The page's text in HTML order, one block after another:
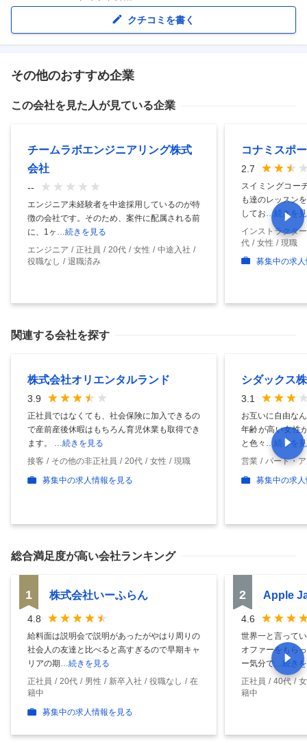
クチコミを書く
その他のおすすめ企業
この会社を見た人が見ている企業
チームラボエンジニアリング株式
会社
--
エンジニア未経験者を中途採用しているのが特
徴の会社です。そのため、案件に配属される前
に、1ヶ
…続きを見る
エンジニア
正社員 20代 女性
中途入社
役職なし
退職済み
コナミスポ
2.7
スイミングコー
も達のレッスン
してお …続きを
インストラクター
代
女性
現職
募集中の求
関連する会社を探す
株式会社オリエンタルランド
3.9
正社員ではなくても、社会保険に加入できるの
で産前産後休暇はもちろん育児休業も取得でき
ます。
…続きを見る
接客
その他の非正社員 20代 女性
現職
募集中の求人情報を見る
シダックス
3.1
お互いに自由な
年齢が高い女性
と色々
…続きを
営業
パート・
募集中の求
総合満足度が高い会社ランキング
1 株式会社いーふらん
4.8
給料面は説明会で説明があったがやはり周りの
社会人の友達と比べると高すぎるので早期キャ
リアの期…続きを見る
正社員
20代 男性 新卒入社 役職なし
在
籍中
募集中の求人情報を見る
2 Apple
4.6
世界一と言って
オファーをもら
ー気分で…続き
正社員
40代
籍中